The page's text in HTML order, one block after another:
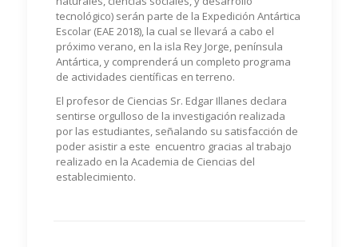
tecnológico) serán parte de la Expedición Antártica
Escolar (EAE 2018), la cual se llevará a cabo el
próximo verano, en la isla Rey Jorge, península
Antártica, y comprenderá un completo programa
de actividades científicas en terreno.
El profesor de Ciencias Sr. Edgar Illanes declara
sentirse orgulloso de la investigación realizada
por las estudiantes, señalando su satisfacción de
poder asistir a este encuentro gracias al trabajo
realizado en la Academia de Ciencias del
establecimiento.